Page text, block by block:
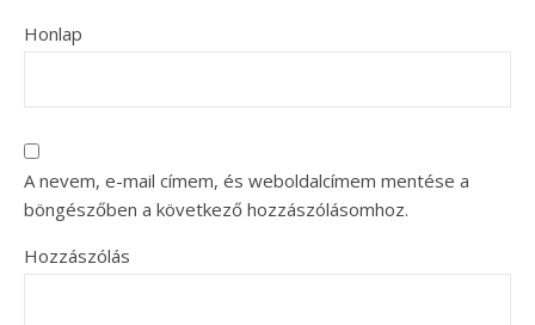
Honlap
A nevem, e-mail címem, és weboldalcímem mentése a
böngészőben a következő hozzászólásomhoz.
Hozzászólás